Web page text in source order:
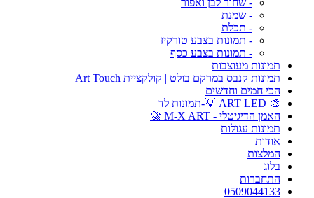
- שחור לבן ואפור
- שמנת
- תכלת
- תמונות בצבע טורקיז
- תמונות בצבע כסף
תמונות מעוצבות
תמונות קנבס במרקם בולט | קולקציית Art Touch
הכי חמים וחדשים
🎨 ART LED 💡-תמונות לד
האמן הדיגיטלי - M-X ART 🚀
תמונות עגולות
אודות
המלצות
בלוג
התחברות
0509044133